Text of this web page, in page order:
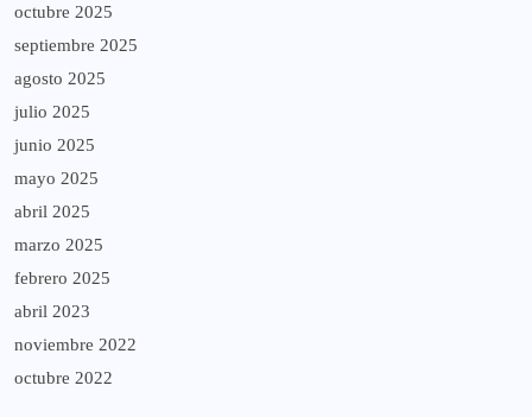
octubre 2025
septiembre 2025
agosto 2025
julio 2025
junio 2025
mayo 2025
abril 2025
marzo 2025
febrero 2025
abril 2023
noviembre 2022
octubre 2022